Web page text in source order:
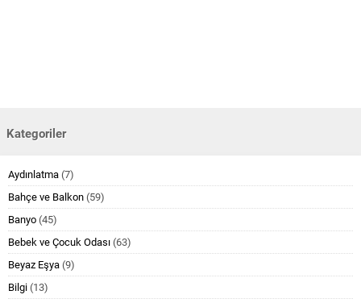
Kategoriler
Aydınlatma (7)
Bahçe ve Balkon (59)
Banyo (45)
Bebek ve Çocuk Odası (63)
Beyaz Eşya (9)
Bilgi (13)